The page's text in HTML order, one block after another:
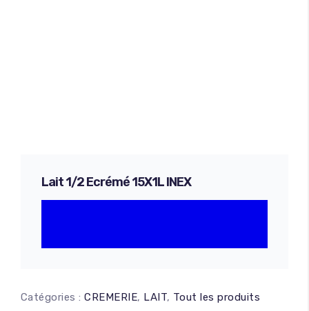
Lait 1/2 Ecrémé 15X1L INEX
Catégories :CREMERIE, LAIT, Tout les produits